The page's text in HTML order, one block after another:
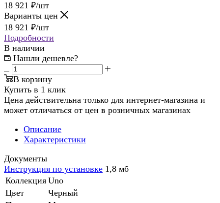
18 921 ₽/шт
Варианты цен
18 921 ₽/шт
Подробности
В наличии
Нашли дешевле?
В корзину
Купить в 1 клик
Цена действительна только для интернет-магазина и
может отличаться от цен в розничных магазинах
Описание
Характеристики
Документы
Инструкция по установке 1,8 мб
Коллекция Uno
Цвет
Черный